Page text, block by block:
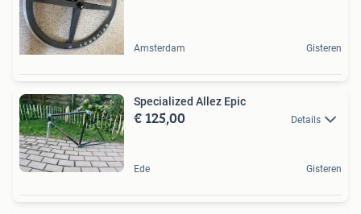
Amsterdam Gisteren
Specialized Allez Epic
€ 125,00 Details
Ede Gisteren